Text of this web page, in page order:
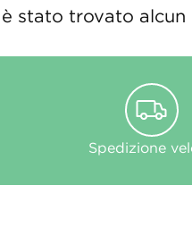
stato trovato
Spedizione